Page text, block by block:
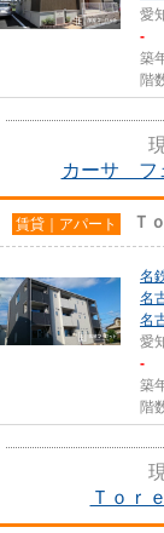
愛
-
築
階
カーサ フ
賃貸｜アパート Ｔ
名
名
名
愛
-
築
階
Ｔｏｒ